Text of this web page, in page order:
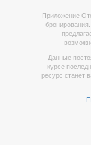
Приложение
Данные
курсе
ресурс станет